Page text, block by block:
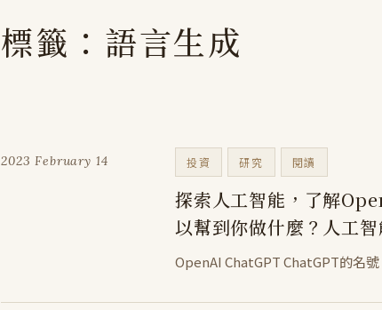
標籤：語言生成
2023 February 14 投資 研究 閱讀
探索人工智能，了解
以幫到你做什麼？人工
OpenAI ChatGPT ChatGPT的名